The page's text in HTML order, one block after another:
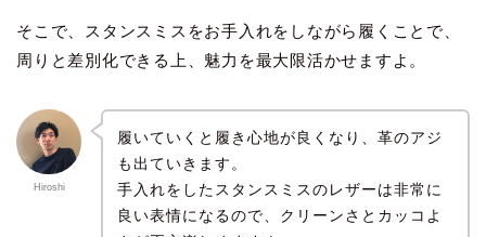
そこで、スタンスミスをお手入れをしながら履くことで、
周りと差別化できる上、魅力を最大限活かせますよ。
Hiroshi
履いていくと履き心地が良くなり、革のアジ
も出ていきます。
手入れをしたスタンスミスのレザーは非常に
良い表情になるので、クリーンさとカッコよ